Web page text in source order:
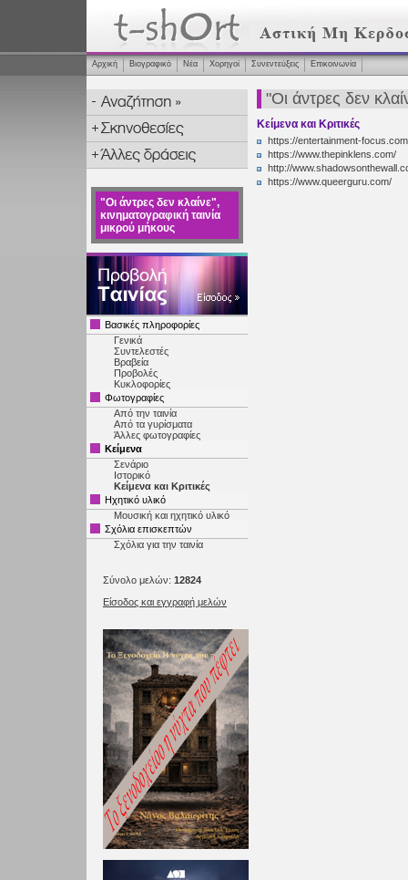
Αρχική Βιογραφικό Νέα Χορηγοί Συνεντεύξεις Επικοινωνία
"Οι άντρες δεν κλαίνε",
κινηματογραφική ταινία
μικρού μήκους
Βασικές πληροφορίες
Γενικά
Συντελεστές
Βραβεία
Προβολές
Κυκλοφορίες
Φωτογραφίες
Από την ταινία
Από τα γυρίσματα
Άλλες φωτογραφίες
Κείμενα
Σενάριο
Ιστορικό
Κείμενα και Κριτικές
Ηχητικό υλικό
Μουσική και ηχητικό υλικό
Σχόλια επισκεπτών
Σχόλια για την ταινία
Σύνολο μελών: 12824
Είσοδος και εγγραφή μελών
"Οι άντρες δεν
Κείμενα και Κριτικές
https://entertainment-focus.com
https://www.thepinklens.com/
http://
https://www.queerguru.com/